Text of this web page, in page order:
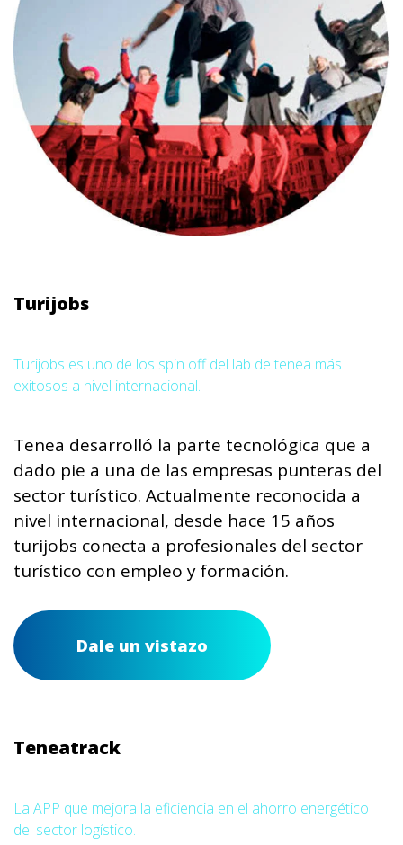
Turijobs
Turijobs es uno de los spin off del lab de tenea más
exitosos a nivel internacional.
Tenea desarrolló la parte tecnológica que a
dado pie a una de las empresas punteras del
sector turístico. Actualmente reconocida a
nivel internacional, desde hace 15 años
turijobs conecta a profesionales del sector
turístico con empleo y formación.
Dale un vistazo
Teneatrack
La APP que mejora la eficiencia en el ahorro energético
del sector logístico.